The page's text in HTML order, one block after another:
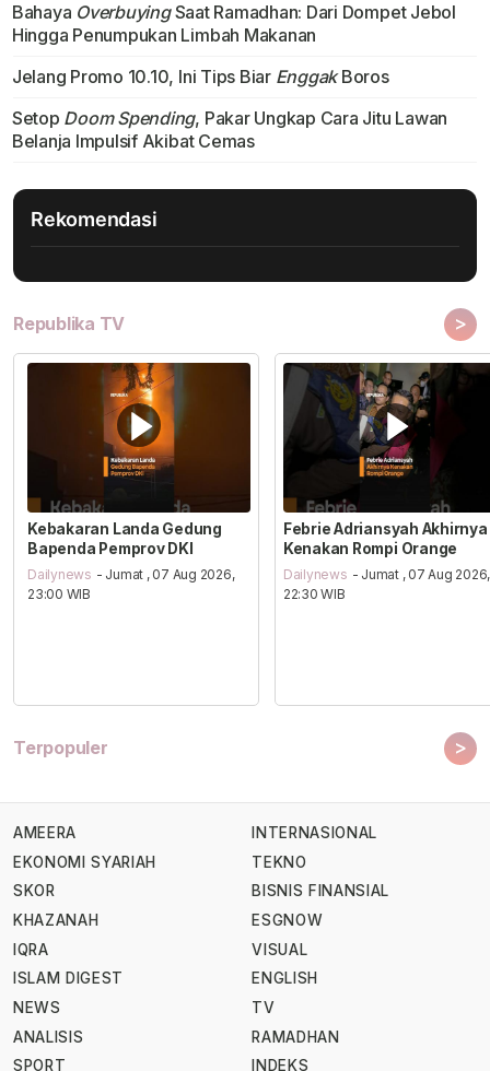
Bahaya OverbuyingSaat Ramadhan: Dari Dompet Jebol
Hingga Penumpukan Limbah Makanan
Jelang Promo 10.10, Ini Tips Biar EnggakBoros
Setop Doom Spending, Pakar Ungkap Cara Jitu Lawan
Belanja Impulsif Akibat Cemas
Rekomendasi
Republika TV >
Kebakaran Landa Gedung
Bapenda Pemprov DKI
Dailynews - Jumat , 07 Aug 2026,
23:00 WIB
Febrie Adriansyah Akhirnya
Kenakan Rompi Orange
Dailynews - Jumat , 07 Aug 2026,
22:30 WIB
Terpopuler >
AMEERA
EKONOMI SYARIAH
SKOR
KHAZANAH
IQRA
ISLAM DIGEST
NEWS
ANALISIS
SPORT
INTERNASIONAL
TEKNO
BISNIS FINANSIAL
ESGNOW
VISUAL
ENGLISH
TV
RAMADHAN
INDEKS